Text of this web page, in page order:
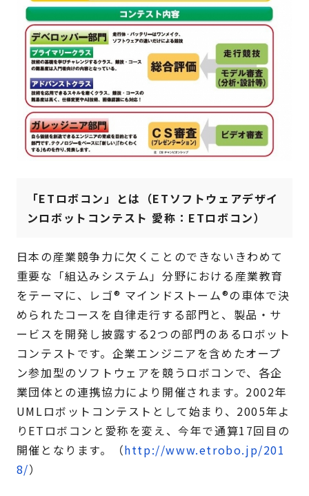
「ETロボコン」とは（ETソフトウェアデザイ
ンロボットコンテスト 愛称：ETロボコン）
日本の産業競争力に欠くことのできないきわめて
重要な「組込みシステム」分野における産業教育
をテーマに、レゴ® マインドストーム®の車体で決
められたコースを自律走行する部門と、製品・サ
ービスを開発し披露する2つの部門のあるロボット
コンテストです。企業エンジニアを含めたオープ
ン参加型のソフトウェアを競うロボコンで、各企
業団体との連携協力により開催されます。2002年
UMLロボットコンテストとして始まり、2005年よ
りETロボコンと愛称を変え、今年で通算17回目の
開催となります。（http://www.etrobo.jp/201
8/）